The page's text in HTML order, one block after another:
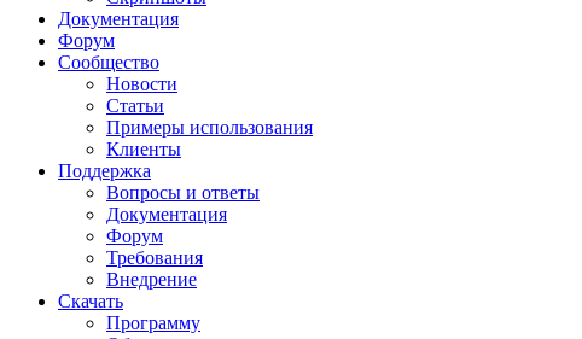
Документация
Форум
Сообщество
Новости
Статьи
Примеры использования
Клиенты
Поддержка
Вопросы и ответы
Документация
Форум
Требования
Внедрение
Скачать
Программу